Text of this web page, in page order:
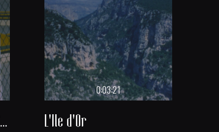
Les manèges de Saint-Cyprien
0:03:21
L'Ile d'Or